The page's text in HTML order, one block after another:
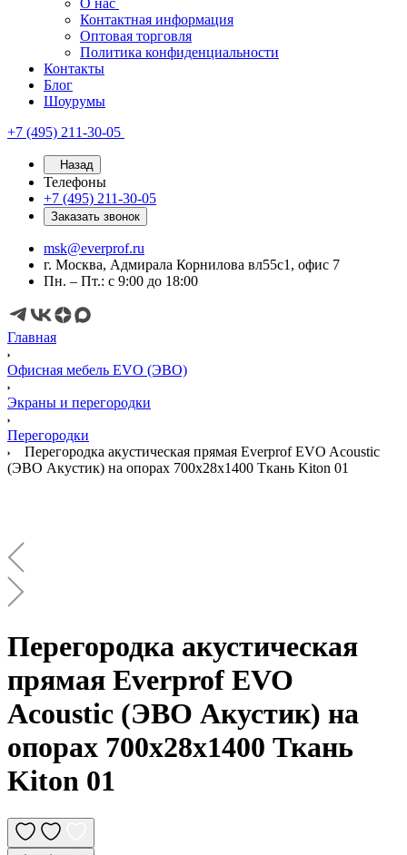
О нас
Контактная информация
Оптовая торговля
Политика конфиденциальности
Контакты
Блог
Шоурумы
+7 (495) 211-30-05
Назад
Телефоны
+7 (495) 211-30-05
Заказать звонок
msk@everprof.ru
г. Москва, Адмирала Корнилова вл55с1, офис 7
Пн. – Пт.: с 9:00 до 18:00
Главная
Офисная мебель EVO (ЭВО)
Экраны и перегородки
Перегородки
Перегородка акустическая прямая Everprof EVO Acoustic
(ЭВО Акустик) на опорах 700х28х1400 Ткань Kiton 01
Перегородка акустическая
прямая Everprof EVO
Acoustic (ЭВО Акустик) на
опорах 700х28х1400 Ткань
Kiton 01